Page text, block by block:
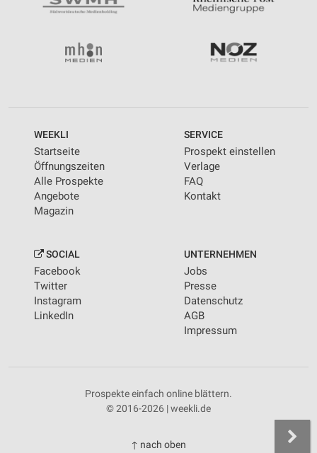
WEEKLI
Startseite
Öffnungszeiten
Alle Prospekte
Angebote
Magazin
SERVICE
Prospekt einstellen
Verlage
FAQ
Kontakt
SOCIAL
Facebook
Twitter
Instagram
LinkedIn
UNTERNEHMEN
Jobs
Presse
Datenschutz
AGB
Impressum
Prospekte einfach online blättern.
© 2016-2026 | weekli.de
↑ nach oben